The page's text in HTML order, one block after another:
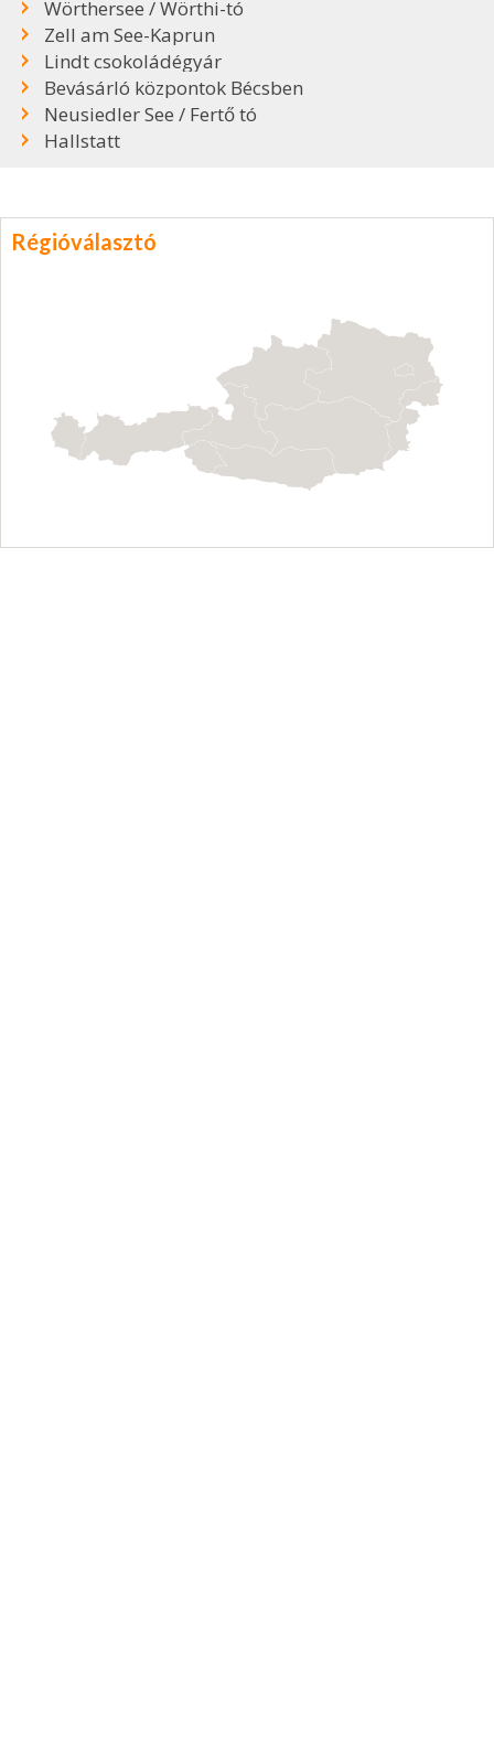
Wörthersee / Wörthi-tó
Zell am See-Kaprun
Lindt csokoládégyár
Bevásárló központok Bécsben
Neusiedler See / Fertő tó
Hallstatt
Régióválasztó